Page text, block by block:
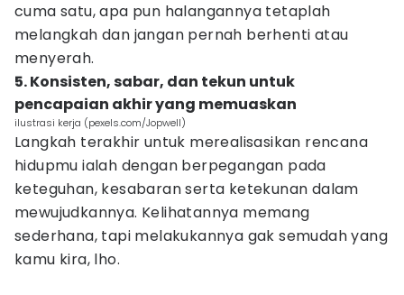
cuma satu, apa pun halangannya tetaplah
melangkah dan jangan pernah berhenti atau
menyerah.
5. Konsisten, sabar, dan tekun untuk
pencapaian akhir yang memuaskan
ilustrasi kerja (pexels.com/Jopwell)
Langkah terakhir untuk merealisasikan rencana
hidupmu ialah dengan berpegangan pada
keteguhan, kesabaran serta ketekunan dalam
mewujudkannya. Kelihatannya memang
sederhana, tapi melakukannya gak semudah yang
kamu kira, lho.